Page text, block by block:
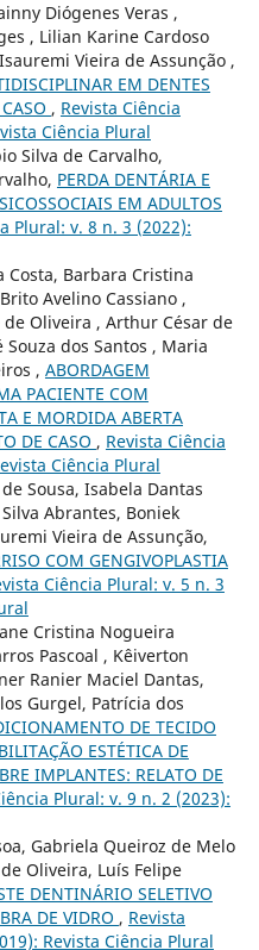
Diógenes Veras ,
, Lilian Karine Cardoso
Vieira de Assunção ,
EM DENTES
, Revista Ciência
Ciência Plural
Silva de Carvalho,
PERDA DENTÁRIA E
EM ADULTOS
Plural: v. 8 n. 3 (2022):
Costa, Barbara Cristina
Avelino Cassiano ,
Oliveira , Arthur César de
Souza dos Santos , Maria
, ABORDAGEM
PACIENTE COM
E MORDIDA ABERTA
DE CASO , Revista Ciência
Ciência Plural
Sousa, Isabela Dantas
Abrantes, Boniek
Vieira de Assunção,
COM GENGIVOPLASTIA
Ciência Plural: v. 5 n. 3
Cristina Nogueira
Pascoal , Kêiverton
Ranier Maciel Dantas,
Gurgel, Patrícia dos
DE TECIDO
ESTÉTICA DE
IMPLANTES: RELATO DE
Plural: v. 9 n. 2 (2023):
Gabriela Queiroz de Melo
Oliveira, Luís Felipe
DENTINÁRIO SELETIVO
DE VIDRO , Revista
Revista Ciência Plural